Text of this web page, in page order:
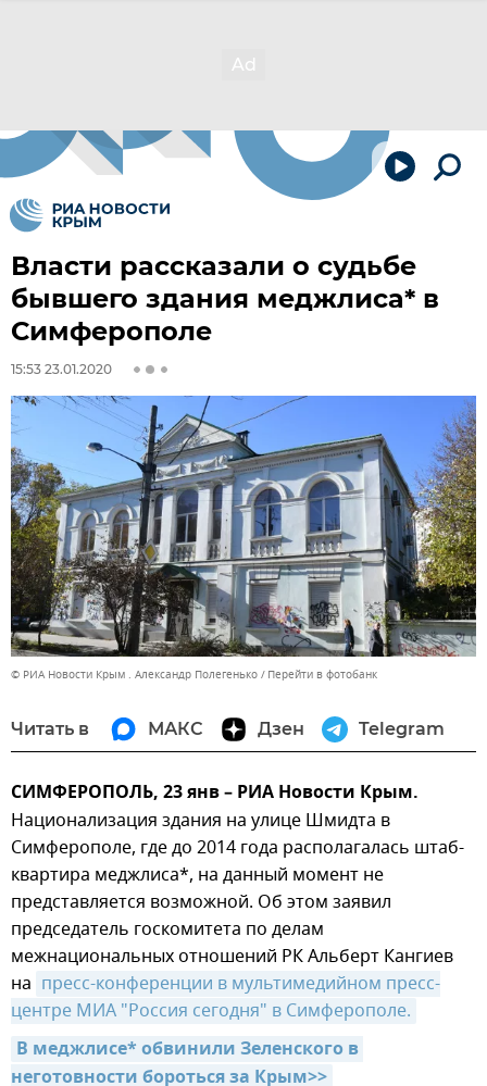
Власти рассказали о судьбе
бывшего здания меджлиса* в
Симферополе
15:53 23.01.2020
© РИА Новости Крым . Александр Полегенько Перейти в фотобанк
Читать в МАКС Дзен Telegram
СИМФЕРОПОЛЬ, 23 янв – РИА Новости Крым.
Национализация здания на улице Шмидта в
Симферополе, где до 2014 года располагалась штаб-
квартира меджлиса*, на данный момент не
представляется возможной. Об этом заявил
председатель госкомитета по делам
межнациональных отношений РК Альберт Кангиев
на пресс-конференции в мультимедийном пресс-
центре МИА "Россия сегодня" в Симферополе.
В меджлисе* обвинили Зеленского в
неготовности бороться за Крым>>